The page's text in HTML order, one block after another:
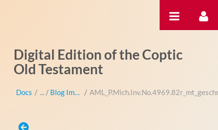
Digital Edition of the Coptic
Old Testament
Docs / Blog Images /